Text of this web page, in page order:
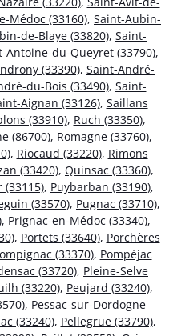
Médoc (33160), Saint-Aubin-
de-Blaye (33820), Saint-
Antoine-du-Queyret (33790),
(33390), Saint-André-
du-Bois (33490), Saint-
Aignan (33126), Saillans
(33910), Ruch (33350),
(86700), Romagne (33760),
, Riocaud (33220), Rimons
(33420), Quinsac (33360),
(33115), Puybarban (33190),
(33570), Pugnac (33710),
, Prignac-en-Médoc (33340),
, Portets (33640), Porchères
(33370), Pompéjac
(33720), Pleine-Selve
(33220), Peujard (33240),
, Pessac-sur-Dordogne
(33240), Pellegrue (33790),